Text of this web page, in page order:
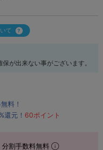
て
が出来ない事がございます。
料！
還元！ 60ポイント
分割手数料無料